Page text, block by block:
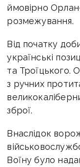
ймовірно
розмежування.
Від початку
українські
та Троїцького.
з ручних
зброї.
Внаслідок
Воїну було